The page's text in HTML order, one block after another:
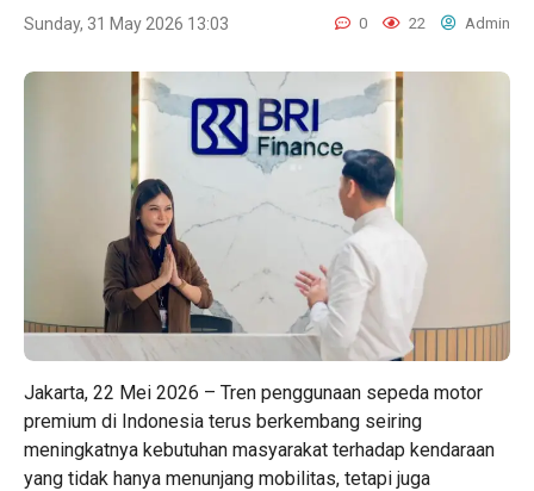
Sunday, 31 May 2026 13:03 0 22 Admin
Jakarta, 22 Mei 2026 – Tren penggunaan sepeda motor
premium di Indonesia terus berkembang seiring
meningkatnya kebutuhan masyarakat terhadap kendaraan
yang tidak hanya menunjang mobilitas, tetapi juga